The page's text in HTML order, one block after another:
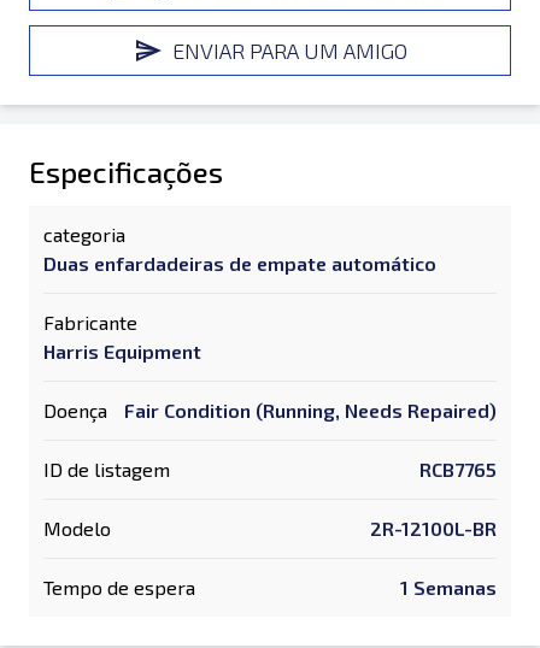
ENVIAR PARA UM AMIGO
Especificações
categoria
Duas enfardadeiras de empate automático
Fabricante
Harris Equipment
Doença Fair Condition (Running, Needs Repaired)
ID de listagem RCB7765
Modelo 2R-12100L-BR
Tempo de espera 1 Semanas